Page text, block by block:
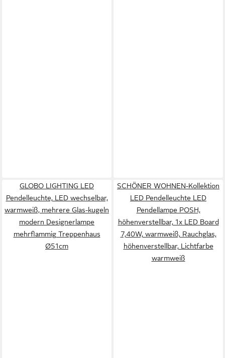
GLOBO LIGHTING LED
Pendelleuchte, LED wechselbar,
warmweiß, mehrere Glas-kugeln
modern Designerlampe
mehrflammig Treppenhaus
Ø51cm
SCHÖNER WOHNEN-Kollektion
LED Pendelleuchte LED
Pendellampe POSH,
höhenverstellbar, 1x LED Board
7,40W, warmweiß, Rauchglas,
höhenverstellbar, Lichtfarbe
warmweiß